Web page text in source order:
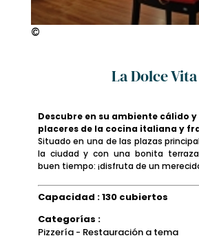
©
La Dolce Vita
Descubre en su ambiente cálido
placeres de la cocina italiana y
Situado en una de las plazas
la ciudad y con una bonita
buen tiempo: ¡disfruta de un
Capacidad : 130 cubiertos
Categorías :
Pizzería - Restauración a tema